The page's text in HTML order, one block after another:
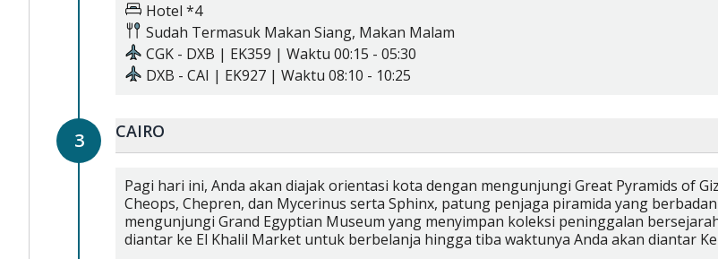
Hotel *4
Sudah Termasuk Makan Siang, Makan Malam
CGK - DXB | EK359 | Waktu 00:15 - 05:30
DXB - CAI | EK927 | Waktu 08:10 - 10:25
3 CAIRO
Pagi hari ini, Anda akan diajak orientasi kota dengan mengunjungi Great Pyramids of
Cheops, Chepren, dan Mycerinus serta Sphinx, patung penjaga piramida yang
mengunjungi Grand Egyptian Museum yang menyimpan koleksi peninggalan
diantar ke El Khalil Market untuk berbelanja hingga tiba waktunya Anda akan diantar